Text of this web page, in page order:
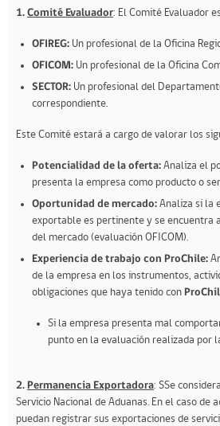
1. Comité Evaluador: El Comité Evaluador
OFIREG: Un profesional de la Oficina
OFICOM: Un profesional de la Oficina
SECTOR: Un profesional del
correspondiente.
Este Comité estará a cargo de valorar los
Potencialidad de la oferta: Analiza el
presenta la empresa como producto o
Oportunidad de mercado: Analiza si la
exportable es pertinente y se encuentra
del mercado (evaluación OFICOM).
Experiencia de trabajo con ProChile:
de la empresa en los instrumentos,
obligaciones que haya tenido con
Si la empresa presenta mal
punto en la evaluación realizada por
2. Permanencia Exportadora: SSe
Servicio Nacional de Aduanas. En el caso de
puedan registrar sus exportaciones de